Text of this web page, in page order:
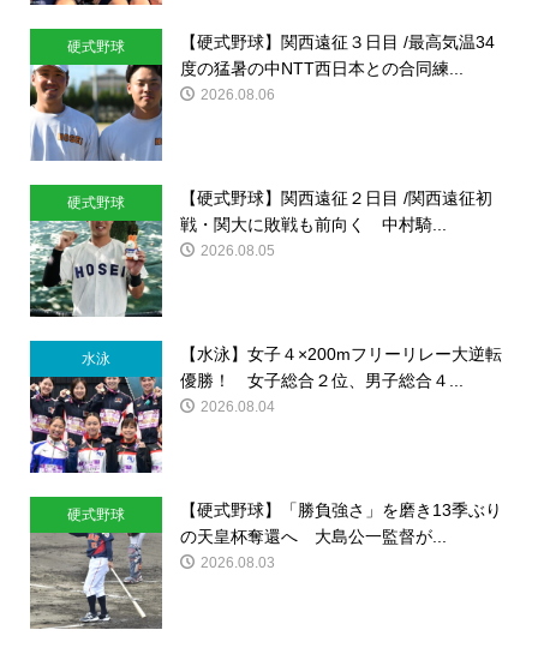
硬式野球
【硬式野球】関西遠征３日目 /最高気温34
度の猛暑の中NTT西日本との合同練...
2026.08.06
硬式野球
【硬式野球】関西遠征２日目 /関西遠征初
戦・関大に敗戦も前向く 中村騎...
2026.08.05
水泳
【水泳】女子４×200mフリーリレー大逆転
優勝！ 女子総合２位、男子総合４...
2026.08.04
硬式野球
【硬式野球】「勝負強さ」を磨き13季ぶり
の天皇杯奪還へ 大島公一監督が...
2026.08.03